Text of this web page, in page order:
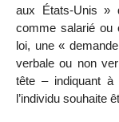
aux États-Unis »
comme salarié ou
loi, une «
verbale ou non
tête – indiquant
l’individu souhaite